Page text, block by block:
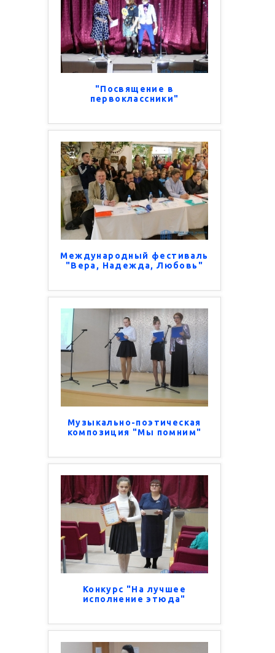
"Посвящение в
первоклассники"
Международный фестиваль
"Вера, Надежда, Любовь"
Музыкально-поэтическая
композиция "Мы помним"
Конкурс "На лучшее
исполнение этюда"